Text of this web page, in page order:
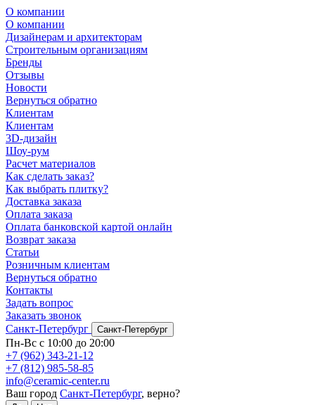
О компании
О компании
Дизайнерам и архитекторам
Строительным организациям
Бренды
Отзывы
Новости
Вернуться обратно
Клиентам
Клиентам
3D-дизайн
Шоу-рум
Расчет материалов
Как сделать заказ?
Как выбрать плитку?
Доставка заказа
Оплата заказа
Оплата банковской картой онлайн
Возврат заказа
Статьи
Розничным клиентам
Вернуться обратно
Контакты
Задать вопрос
Заказать звонок
Санкт-Петербург
Санкт-Петербург
Пн-Вс с 10:00 до 20:00
+7 (962) 343-21-12
+7 (812) 985-58-85
info@ceramic-center.ru
Ваш город Санкт-Петербург, верно?